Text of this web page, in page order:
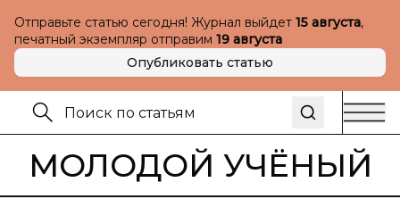
Отправьте статью сегодня! Журнал выйдет 15 августа,
печатный экземпляр отправим 19 августа
Опубликовать статью
МОЛОДОЙ УЧЁНЫЙ